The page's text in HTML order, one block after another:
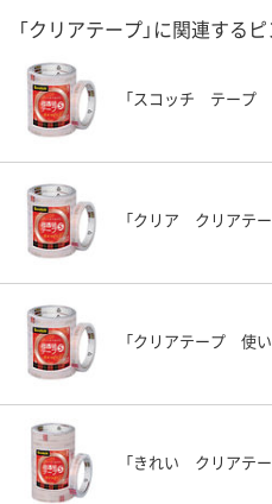
「クリアテープ」に関連する
「スコッチ テープ
「クリア クリアテ
「クリアテープ 使
「きれい クリアテ